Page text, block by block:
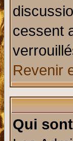
cessent
Revenir
Qui